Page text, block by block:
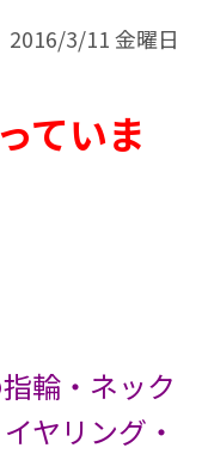
2016/3/11 金曜日
ていま
輪・ネック
ヤリング・